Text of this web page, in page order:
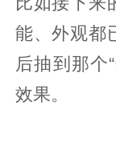
能、外观都
后抽到那个
效果。